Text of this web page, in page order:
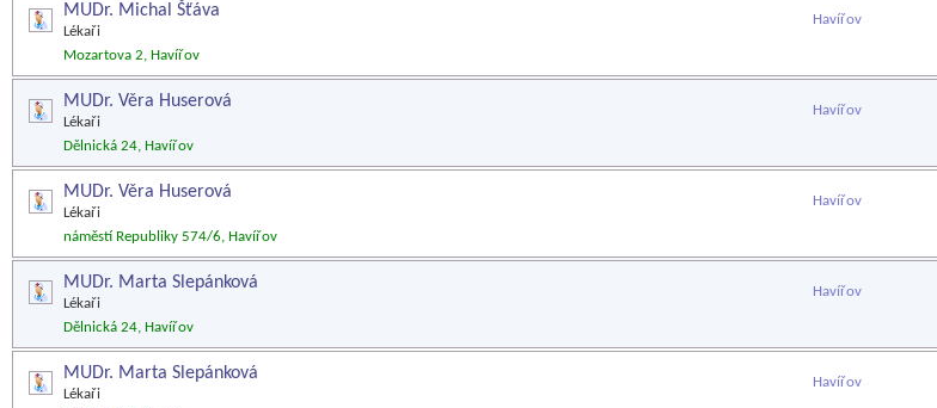
MUDr. Michal Šťáva
Lékaři
Havířov
Mozartova 2, Havířov
MUDr. Věra Huserová
Lékaři
Havířov
Dělnická 24, Havířov
MUDr. Věra Huserová
Lékaři
Havířov
náměstí Republiky 574/6, Havířov
MUDr. Marta Slepánková
Lékaři
Havířov
Dělnická 24, Havířov
MUDr. Marta Slepánková
Lékaři
Havířov